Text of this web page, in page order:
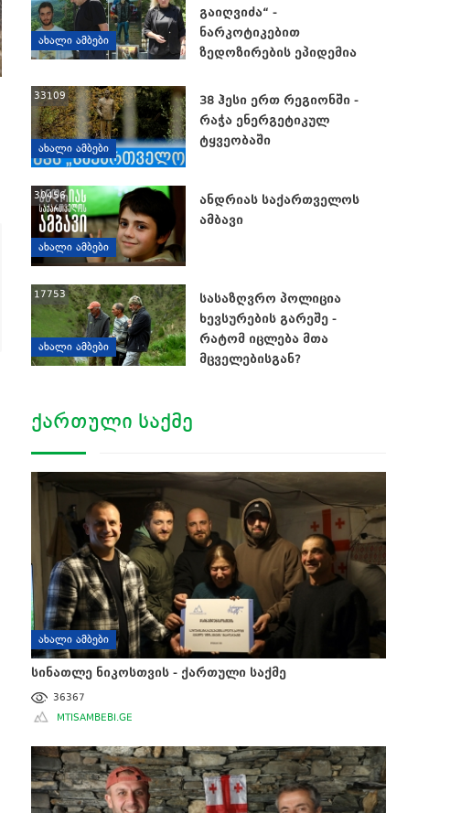
ᲐᲮᲐᲚᲘ ᲐᲛᲑᲔᲑᲘ
გაიღვიძა“ -
ნარკოტიკებით
ზედოზირების ეპიდემია
ᲐᲮᲐᲚᲘ ᲐᲛᲑᲔᲑᲘ
33109
38 ჰესი ერთ რეგიონში -
რაჭა ენერგეტიკულ
ტყვეობაში
ᲐᲮᲐᲚᲘ ᲐᲛᲑᲔᲑᲘ
30456
ანდრიას საქართველოს
ამბავი
ᲐᲮᲐᲚᲘ ᲐᲛᲑᲔᲑᲘ
17753
სასაზღვრო პოლიცია
ხევსურების გარეშე -
რატომ იცლება მთა
მცველებისგან?
ᲥᲐᲠᲗᲣᲚᲘ ᲡᲐᲥᲛᲔ
ᲐᲮᲐᲚᲘ ᲐᲛᲑᲔᲑᲘ
სინათლე ნიკოსთვის - ქართული საქმე
36367
MTISAMBEBI.GE